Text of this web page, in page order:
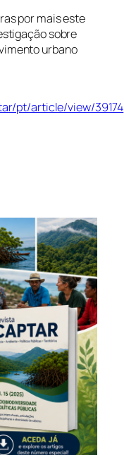
por mais este
sobre
urbano
pt/article/view/39174